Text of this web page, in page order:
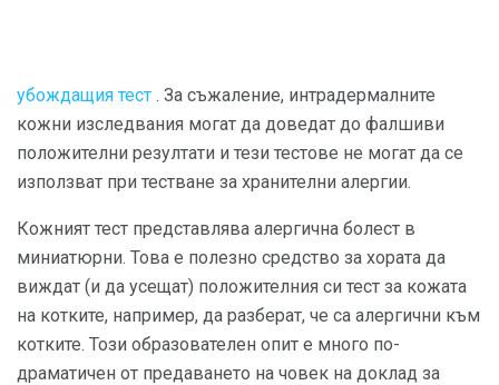
убождащия тест . За съжаление, интрадермалните
кожни изследвания могат да доведат до фалшиви
положителни резултати и тези тестове не могат да се
използват при тестване за хранителни алергии.
Кожният тест представлява алергична болест в
миниатюрни. Това е полезно средство за хората да
виждат (и да усещат) положителния си тест за кожата
на котките, например, да разберат, че са алергични към
котките. Този образователен опит е много по-
драматичен от предаването на човек на доклад за